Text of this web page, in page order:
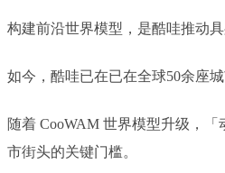
构建前沿世界模型，是酷哇推动
如今，酷哇已在已在全球50余座
随着 CooWAM 世界模型升级，
市街头的关键门槛。